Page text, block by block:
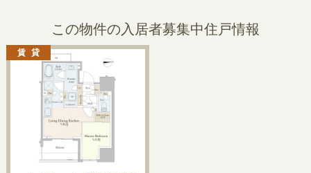
この物件の入居者募集中住戸情報